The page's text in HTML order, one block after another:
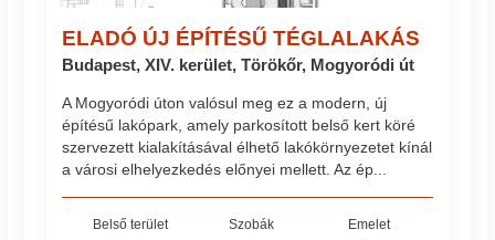
ELADÓ ÚJ ÉPÍTÉSŰ TÉGLALAKÁS
Budapest, XIV. kerület, Törökőr, Mogyoródi út
A Mogyoródi úton valósul meg ez a modern, új
építésű lakópark, amely parkosított belső kert köré
szervezett kialakításával élhető lakókörnyezetet kínál
a városi elhelyezkedés előnyei mellett. Az ép...
Belső terület Szobák Emelet